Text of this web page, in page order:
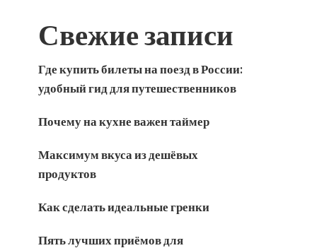
Свежие записи
Где купить билеты на поезд в России:
удобный гид для путешественников
Почему на кухне важен таймер
Максимум вкуса из дешёвых
продуктов
Как сделать идеальные гренки
Пять лучших приёмов для